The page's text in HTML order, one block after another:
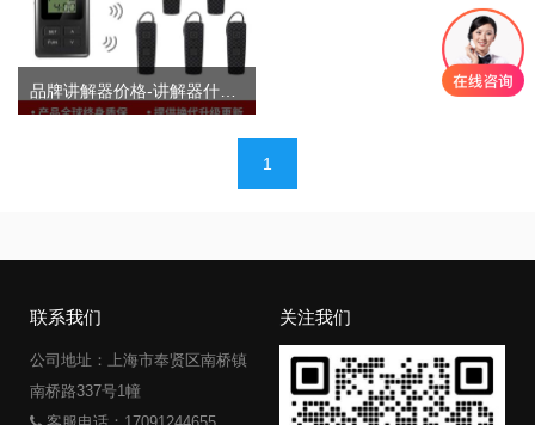
1
联系我们
公司地址：上海市奉贤区南桥镇
南桥路337号1幢
关注我们